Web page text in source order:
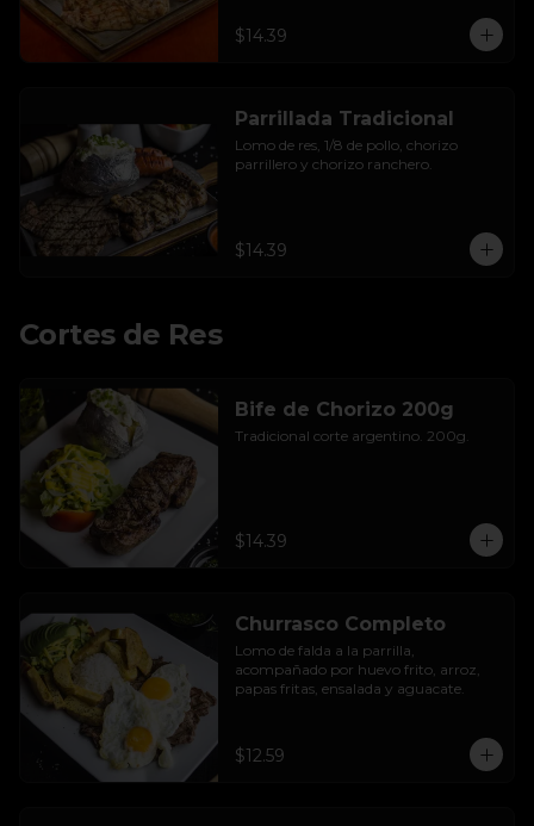
$14.39
Parrillada Tradicional
Lomo de res, 1/8 de pollo, chorizo
parrillero y chorizo ranchero.
$14.39
Cortes de Res
Bife de Chorizo 200g
Tradicional corte argentino. 200g.
$14.39
Churrasco Completo
Lomo de falda a la parrilla,
acompañado por huevo frito, arroz,
papas fritas, ensalada y aguacate.
$12.59